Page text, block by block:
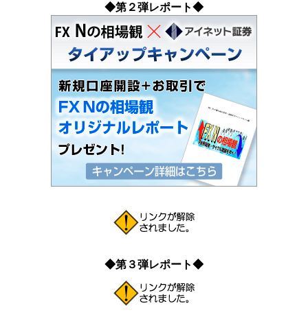
◆第２弾レポート◆
◆第３弾レポート◆